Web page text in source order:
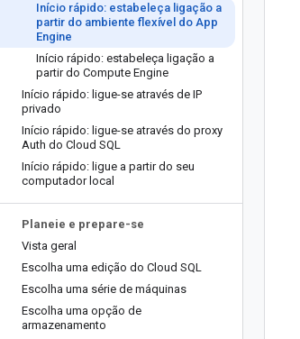
Início rápido: estabeleça ligação a
partir do ambiente flexível do App
Engine
Início rápido: estabeleça ligação a
partir do Compute Engine
Início rápido: ligue-se através de IP
privado
Início rápido: ligue-se através do proxy
Auth do Cloud SQL
Início rápido: ligue a partir do seu
computador local
Planeie e prepare-se
Vista geral
Escolha uma edição do Cloud SQL
Escolha uma série de máquinas
Escolha uma opção de
armazenamento